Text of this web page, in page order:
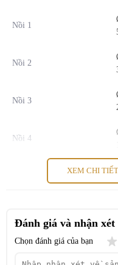
– Nồi Ø 22 (dưới) / 24 cm
– Nồi Ø 18 (đáy) / 20 cm
– Chảo rán Ø 22 (đáy) /
– Chảo rán Ø 18 (đáy) / 24
– Nồi Ø 14 (đáy) /
Nồi 1
Nồi 2
Nồi 3
Nồi 4
Chất liệu
XEM CHI
Đánh giá và nhận xét
Chọn đánh giá của bạn